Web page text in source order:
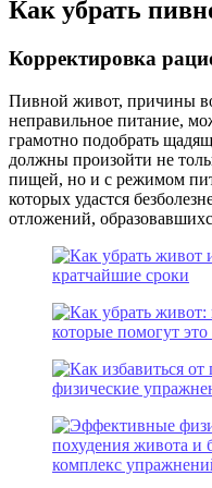
Как убрать
Корректировка
Пивной живот, причины
неправильное питание,
грамотно подобрать
должны произойти не
пищей, но и с режимом
которых удастся
отложений,